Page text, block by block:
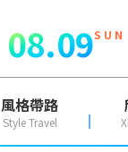
08.09S U N
風格帶路
Style Travel